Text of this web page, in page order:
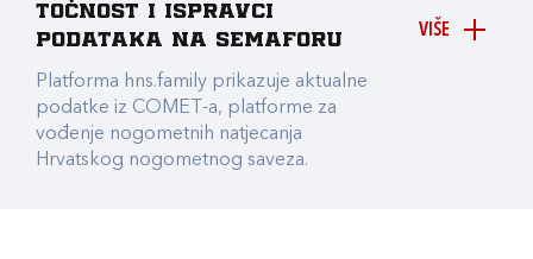
VIŠE
točnost i ispravci
podataka na Semaforu
Platforma hns.family prikazuje aktualne
podatke iz COMET-a, platforme za
vođenje nogometnih natjecanja
Hrvatskog nogometnog saveza.